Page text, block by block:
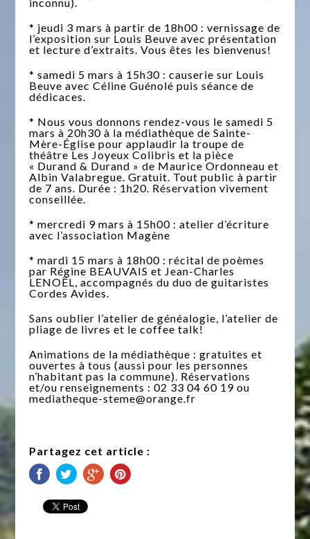
* jeudi 3 mars à partir de 18h00 : vernissage de
l’exposition sur Louis Beuve avec présentation
et lecture d’extraits. Vous êtes les bienvenus!
* samedi 5 mars à 15h30 : causerie sur Louis
Beuve avec Céline Guénolé puis séance de
dédicaces.
* Nous vous donnons rendez-vous le samedi 5
mars à 20h30 à la médiathèque de Sainte-
Mère-Église pour applaudir la troupe de
théâtre Les Joyeux Colibris et la pièce
« Durand & Durand » de Maurice Ordonneau et
Albin Valabregue. Gratuit. Tout public à partir
de 7 ans. Durée : 1h20. Réservation vivement
conseillée.
* mercredi 9 mars à 15h00 : atelier d’écriture
avec l’association Magène
* mardi 15 mars à 18h00 : récital de poèmes
par Régine BEAUVAIS et Jean-Charles
LENOËL, accompagnés du duo de guitaristes
Cordes Avides.
Sans oublier l’atelier de généalogie, l’atelier de
pliage de livres et le coffee talk!
Animations de la médiathèque : gratuites et
ouvertes à tous (aussi pour les personnes
n’habitant pas la commune). Réservations
et/ou renseignements : 02 33 04 60 19 ou
mediatheque-steme@orange.fr
Partagez cet article :